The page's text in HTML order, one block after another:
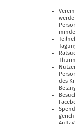
des